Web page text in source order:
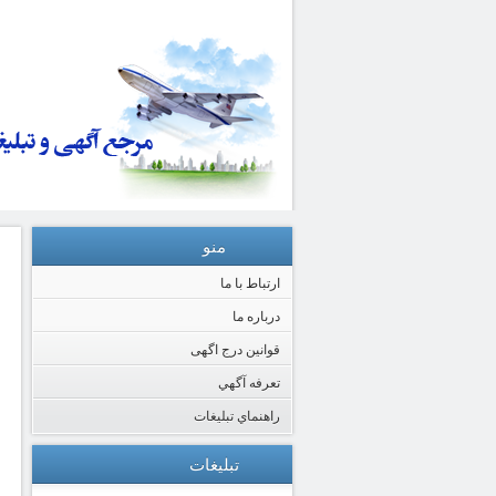
منو
ارتباط با ما
درباره ما
قوانین درج اگهی
تعرفه آگهي
راهنماي تبليغات
تبلیغات